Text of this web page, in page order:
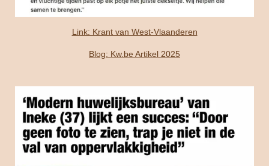
Link: Krant van West-Vlaanderen
Blog: Kw.be Artikel 2025